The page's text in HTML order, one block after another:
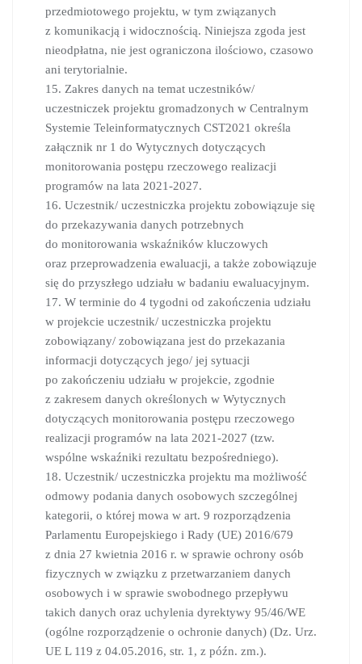
przedmiotowego projektu, w tym związanych
z komunikacją i widocznością. Niniejsza zgoda jest
nieodpłatna, nie jest ograniczona ilościowo, czasowo
ani terytorialnie.
15. Zakres danych na temat uczestników/
uczestniczek projektu gromadzonych w Centralnym
Systemie Teleinformatycznych CST2021 określa
załącznik nr 1 do Wytycznych dotyczących
monitorowania postępu rzeczowego realizacji
programów na lata 2021-2027.
16. Uczestnik/ uczestniczka projektu zobowiązuje się
do przekazywania danych potrzebnych
do monitorowania wskaźników kluczowych
oraz przeprowadzenia ewaluacji, a także zobowiązuje
się do przyszłego udziału w badaniu ewaluacyjnym.
17. W terminie do 4 tygodni od zakończenia udziału
w projekcie uczestnik/ uczestniczka projektu
zobowiązany/ zobowiązana jest do przekazania
informacji dotyczących jego/ jej sytuacji
po zakończeniu udziału w projekcie, zgodnie
z zakresem danych określonych w Wytycznych
dotyczących monitorowania postępu rzeczowego
realizacji programów na lata 2021-2027 (tzw.
wspólne wskaźniki rezultatu bezpośredniego).
18. Uczestnik/ uczestniczka projektu ma możliwość
odmowy podania danych osobowych szczególnej
kategorii, o której mowa w art. 9 rozporządzenia
Parlamentu Europejskiego i Rady (UE) 2016/679
z dnia 27 kwietnia 2016 r. w sprawie ochrony osób
fizycznych w związku z przetwarzaniem danych
osobowych i w sprawie swobodnego przepływu
takich danych oraz uchylenia dyrektywy 95/46/WE
(ogólne rozporządzenie o ochronie danych) (Dz. Urz.
UE L 119 z 04.05.2016, str. 1, z późn. zm.).